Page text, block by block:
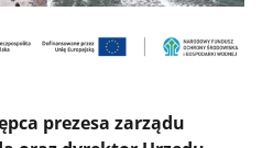
prezesa zarządu